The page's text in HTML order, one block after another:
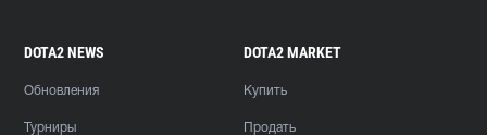
DOTA2 NEWS
Обновления
Турниры
DOTA2 MARKET
Купить
Продать